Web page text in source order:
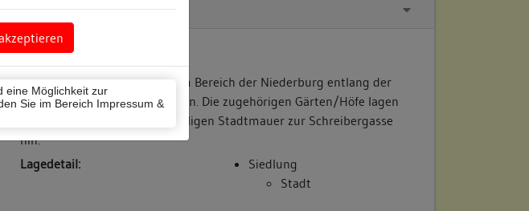
eine Möglichkeit zur
Sie im Bereich Impressum &
Beschreibung
Umgebung, Lage:
Im Nordwesten der Altstadt im Bereich der Niederburg entlang der
westlichen Stadtmauer gelegen. Die zugehörigen Gärten/Höfe lagen
westlich außerhalb der ehemaligen Stadtmauer zur Schreibergasse
hin.
Lagedetail:
Siedlung
Stadt